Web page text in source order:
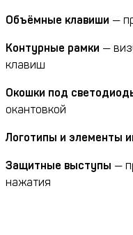
Объёмные клавиши —
Контурные рамки —
клавиш
Окошки под
окантовкой
Логотипы и элементы
Защитные выступы —
нажатия